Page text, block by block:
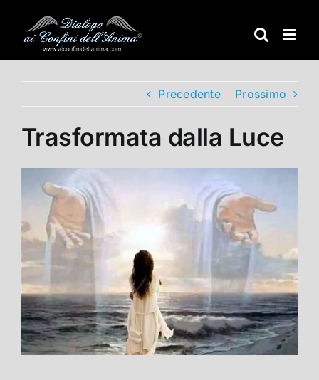
contenuto
Precedente Prossimo
Trasformata dalla Luce